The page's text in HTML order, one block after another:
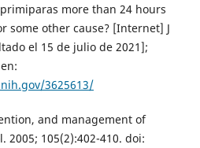
more than 24 hours
some other cause? [Internet] J
el 15 de julio de 2021];
3625613/
and management of
2005; 105(2):402-410. doi: